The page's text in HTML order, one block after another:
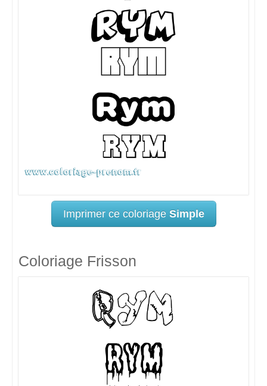
Imprimer ce coloriage Simple
Coloriage Frisson